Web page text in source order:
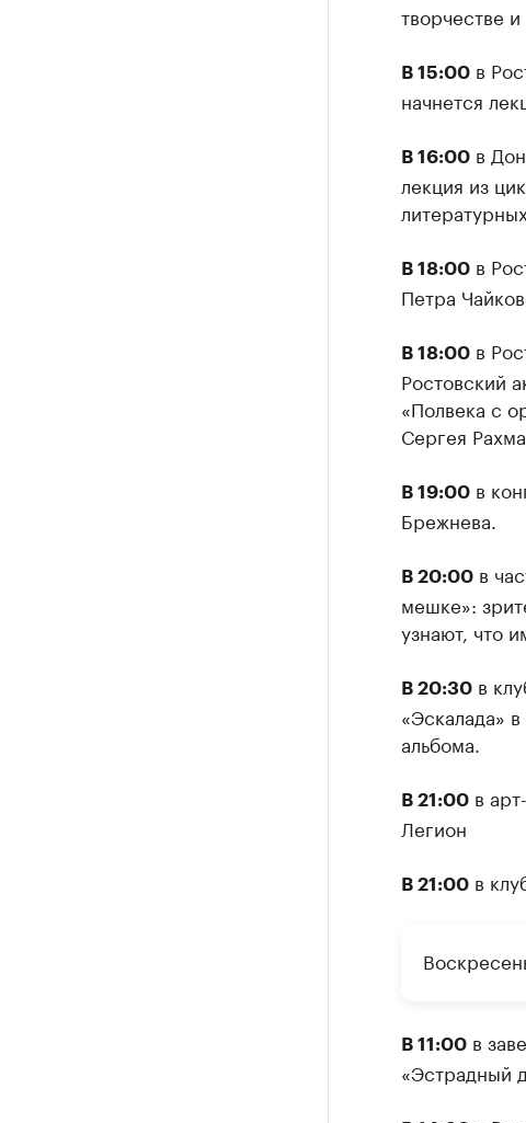
творчестве
В 15:00в
начнется
В 16:00в
лекция из
В 18:00в
Петра
В 18:00в
Ростовский
«Полвека с
Сергея
В 19:00в
Брежнева.
В 20:00в
мешке»:
узнают, что
В 20:30в
«Эскалада»
альбома.
В 21:00в
Легион
В 21:00в
В 11:00в
«Эстрадный